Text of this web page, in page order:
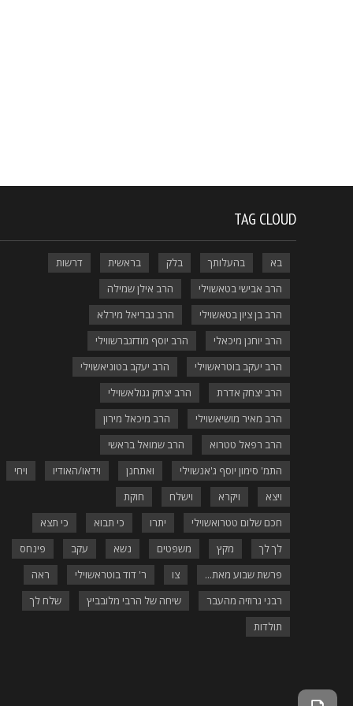
TAG CLOUD
בא בהעלותך בלק בראשית
דרשות
הרב אבישי בטאשוילי
הרב אילן שמילה
הרב בן ציון בטאשוילי
הרב גבריאל מירלא
הרב יוחנן מיכאלי
הרב יוסף מודזגברשווילי
הרב יעקב בוטראשוילי
הרב יעקב בטוניאשוילי
הרב יצחק אדרת
הרב יצחק גגולאשוילי
הרב מאיר מושיאשוילי
הרב מיכאל מירון
הרב רפאל טטרוא
הרב שמואל בראשי
התמ' סימון יוסף ג'אנשוילי
ואתחנן וידאו/האודיו
ויחי
ויצא
ויקרא וישלח
חוקת
חכם שלום טטרואשוילי
יתרו כי תבוא
כי תצא
לך לך
מקץ משפטים נשא עקב
פינחס
פרשת שבוע מאת...
צו ר' דוד בוטראשוילי
ראה
רבני גרוזיה מהעבר
שיחה של הרבי מלובביץ
שלח לך
תולדות